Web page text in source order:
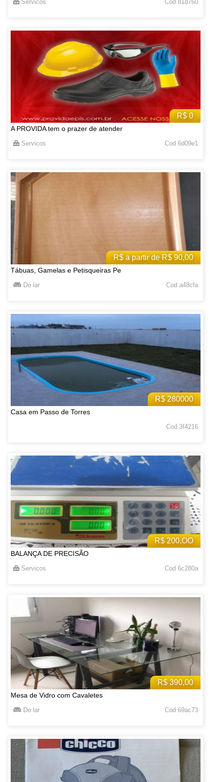
Servicos Cod 81d760
R$ 0
A PROVIDA tem o prazer de atender
Servicos Cod 6d09e1
R$ a partir de R$ 90,00
Tábuas, Gamelas e Petisqueiras Pe
Do lar Cod a48cfa
R$ 280000
Casa em Passo de Torres
Cod 3f4216
R$ 200,OO
BALANÇA DE PRECISÃO
Servicos Cod 6c280a
R$ 390,00
Mesa de Vidro com Cavaletes
Do lar Cod 69ac73